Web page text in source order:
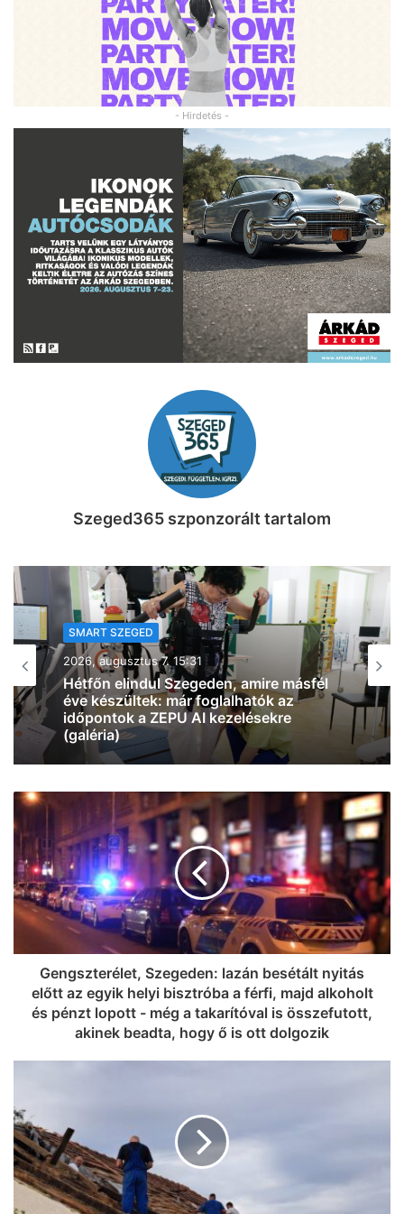
- Hirdetés -
Szeged365 szponzorált tartalom
SZEGEDI ARCOK
2026, augusztus 7. 15:15
Telepakoltuk egy C3 Aircross
csomagtartóját menő Linartech-
cuccokkal: óriási őrület jön a
Szeged365-ön, készülj Szeged!
Gengszterélet, Szegeden: lazán besétált nyitás
előtt az egyik helyi bisztróba a férfi, majd alkoholt
és pénzt lopott - még a takarítóval is összefutott,
akinek beadta, hogy ő is ott dolgozik